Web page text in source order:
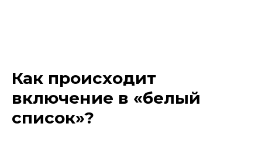
Как происходит
включение в «белый
список»?